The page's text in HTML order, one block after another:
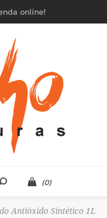
online!
(0)
Antióxido Sintético 1L